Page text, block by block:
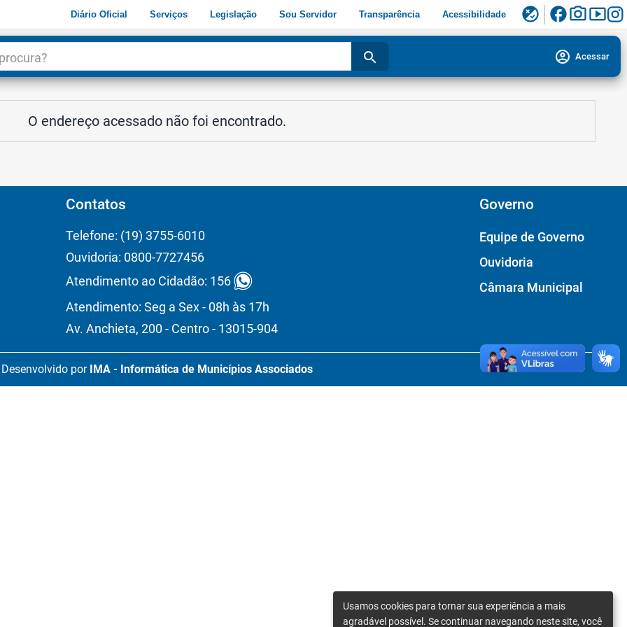
Diário Oficial Serviços Legislação Sou Servidor Transparência Acessibilidade flaky facebookphoto_camerasmart_display
search account_circle Acessar
O endereço acessado não foi encontrado.
Contatos
Telefone: (19) 3755-6010
Ouvidoria: 0800-7727456
Atendimento ao Cidadão: 156
Atendimento: Seg a Sex - 08h às 17h
Av. Anchieta, 200 - Centro - 13015-904
Governo
Equipe de Governo
Ouvidoria
Câmara Municipal
Desenvolvido por IMA - Informática de Municípios Associados
Usamos cookies para tornar sua experiência a mais
agradável possível. Se continuar navegando neste site, você